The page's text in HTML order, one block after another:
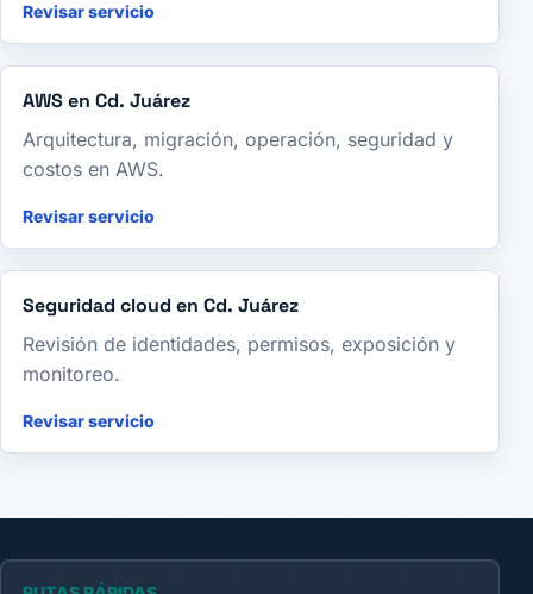
Revisar servicio
AWS en Cd. Juárez
Arquitectura, migración, operación, seguridad y
costos en AWS.
Revisar servicio
Seguridad cloud en Cd. Juárez
Revisión de identidades, permisos, exposición y
monitoreo.
Revisar servicio